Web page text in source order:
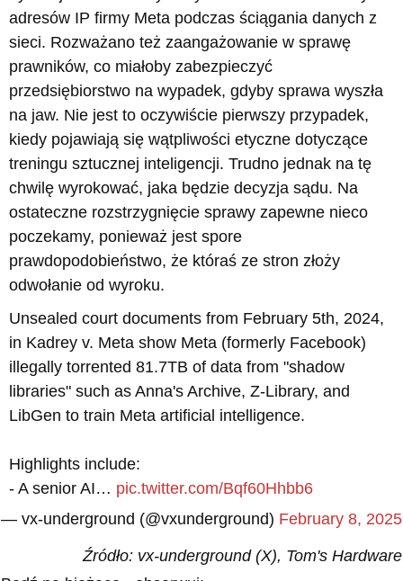
adresów IP firmy Meta podczas ściągania danych z
sieci. Rozważano też zaangażowanie w sprawę
prawników, co miałoby zabezpieczyć
przedsiębiorstwo na wypadek, gdyby sprawa wyszła
na jaw. Nie jest to oczywiście pierwszy przypadek,
kiedy pojawiają się wątpliwości etyczne dotyczące
treningu sztucznej inteligencji. Trudno jednak na tę
chwilę wyrokować, jaka będzie decyzja sądu. Na
ostateczne rozstrzygnięcie sprawy zapewne nieco
poczekamy, ponieważ jest spore
prawdopodobieństwo, że któraś ze stron złoży
odwołanie od wyroku.
Unsealed court documents from February 5th, 2024,
in Kadrey v. Meta show Meta (formerly Facebook)
illegally torrented 81.7TB of data from "shadow
libraries" such as Anna's Archive, Z-Library, and
LibGen to train Meta artificial intelligence.
Highlights include:
- A senior AI… pic.twitter.com/Bqf60Hhbb6
— vx-underground (@vxunderground) February 8, 2025
Źródło: vx-underground (X), Tom's Hardware